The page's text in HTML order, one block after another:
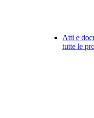
Atti e
tutte le